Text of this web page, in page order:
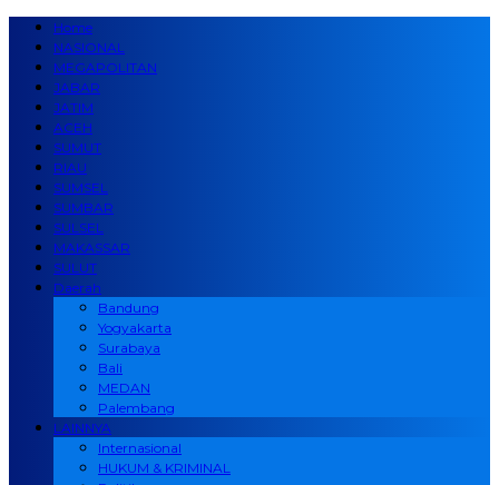
Home
NASIONAL
MEGAPOLITAN
JABAR
JATIM
ACEH
SUMUT
RIAU
SUMSEL
SUMBAR
SULSEL
MAKASSAR
SULUT
Daerah
Bandung
Yogyakarta
Surabaya
Bali
MEDAN
Palembang
LAINNYA
Internasional
HUKUM & KRIMINAL